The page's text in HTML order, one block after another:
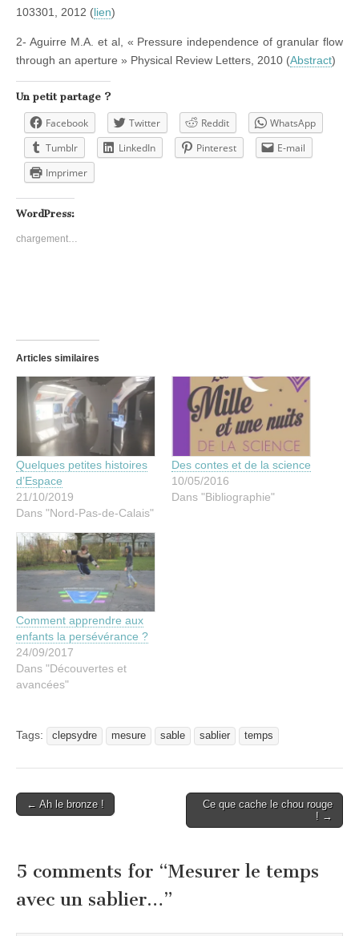
103301, 2012 (lien)
2- Aguirre M.A. et al, « Pressure independence of granular flow
through an aperture » Physical Review Letters, 2010 (Abstract)
Un petit partage ?
Facebook Twitter Reddit
WhatsApp
Tumblr
LinkedIn Pinterest
E-mail
Imprimer
WordPress:
chargement…
Articles similaires
Quelques petites histoires
d’Espace
21/10/2019
Dans "Nord-Pas-de-Calais"
Des contes et de la science
10/05/2016
Dans "Bibliographie"
Comment apprendre aux
enfants la persévérance ?
24/09/2017
Dans "Découvertes et
avancées"
Tags: clepsydre mesure sable sablier temps
Post
← Ah le bronze !
Ce que cache le chou rouge
! →
5 comments for “Mesurer le temps
avec un sablier…”